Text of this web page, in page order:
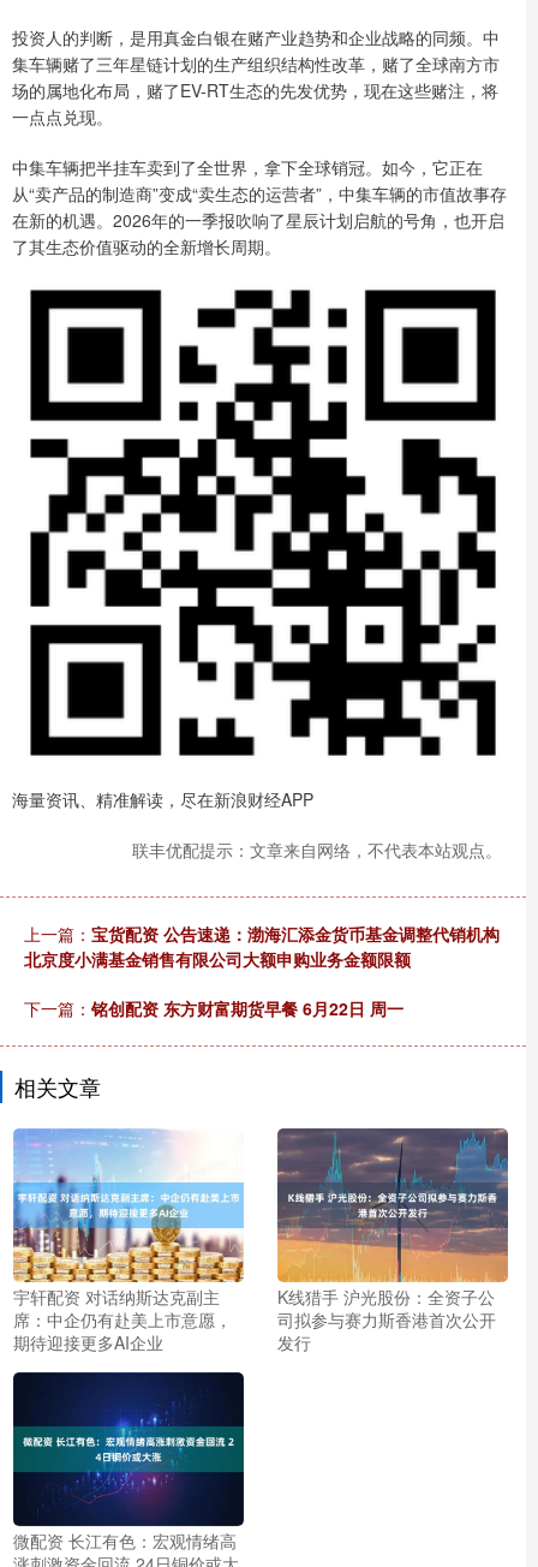
投资人的判断，是用真金白银在赌产业趋势和企业战略的同频。中
集车辆赌了三年星链计划的生产组织结构性改革，赌了全球南方市
场的属地化布局，赌了EV-RT生态的先发优势，现在这些赌注，将
一点点兑现。
中集车辆把半挂车卖到了全世界，拿下全球销冠。如今，它正在
从“卖产品的制造商”变成“卖生态的运营者”，中集车辆的市值故事存
在新的机遇。2026年的一季报吹响了星辰计划启航的号角，也开启
了其生态价值驱动的全新增长周期。
海量资讯、精准解读，尽在新浪财经APP
联丰优配提示：文章来自网络，不代表本站观点。
上一篇： 宝货配资 公告速递：渤海汇添金货币基金调整代销机构
北京度小满基金销售有限公司大额申购业务金额限额
下一篇： 铭创配资 东方财富期货早餐 6月22日 周一
相关文章
宇轩配资 对话纳斯达克副主
席：中企仍有赴美上市意愿，
期待迎接更多AI企业
K线猎手 沪光股份：全资子公
司拟参与赛力斯香港首次公开
发行
微配资 长江有色：宏观情绪高